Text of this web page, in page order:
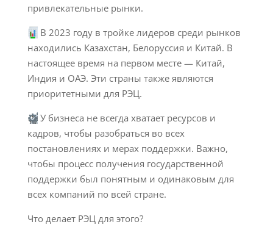
привлекательные рынки.
В 2023 году в тройке лидеров среди рынков
находились Казахстан, Белоруссия и Китай. В
настоящее время на первом месте — Китай,
Индия и ОАЭ. Эти страны также являются
приоритетными для РЭЦ.
У бизнеса не всегда хватает ресурсов и
кадров, чтобы разобраться во всех
постановлениях и мерах поддержки. Важно,
чтобы процесс получения государственной
поддержки был понятным и одинаковым для
всех компаний по всей стране.
Что делает РЭЦ для этого?